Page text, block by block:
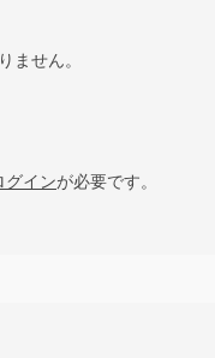
ません。
グインが必要です。